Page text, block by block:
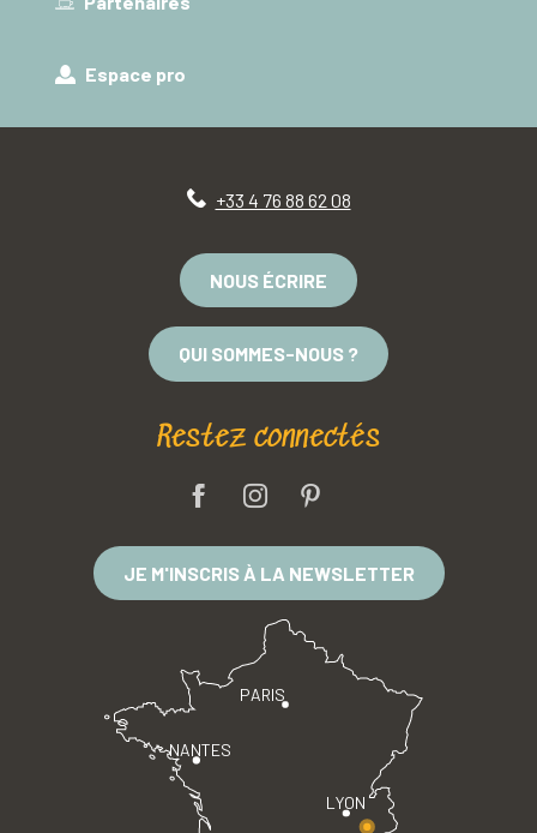
Espace pro
+33 4 76 88 62 08
NOUS ÉCRIRE
QUI SOMMES-NOUS ?
Restez connectés
JE M'INSCRIS À LA NEWSLETTER
PARIS
LYON
NANTES